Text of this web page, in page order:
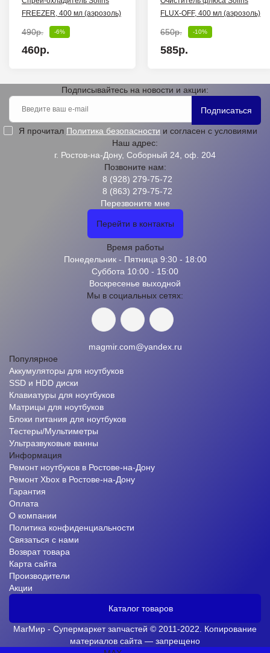
FREEZER, 400 мл (аэрозоль)
490р. -6%
460р.
FLUX-OFF, 400 мл (аэрозоль)
650р. -10%
585р.
Подписывайтесь на новости и акции:
Подписаться
Я прочитал Политика безопасности и согласен с условиями
Наш адрес:
г. Ростов-на-Дону, Соборный 24, оф. 204
Позвоните нам:
8 (928) 279-75-72
8 (863) 279-75-72
Перезвоните мне
Перейти в контакты
Время работы
Понедельник - Пятница 9:30 - 18:00
Суббота 10:00 - 15:00
Воскресенье выходной
Мы в социальных сетях:
magmir.com@yandex.ru
Популярное
Аккумуляторы для ноутбуков
SSD и HDD диски
Клавиатуры для ноутбуков
Матрицы для ноутбуков
Блоки питания для ноутбуков
Тестеры/Мультиметры
Ультразвуковые ванны
Информация
Ремонт ноутбуков в Ростове-на-Дону
Ремонт Xbox в Ростове-на-Дону
Гарантия
Оплата
О компании
Политика конфиденциальности
Связаться с нами
Возврат товара
Карта сайта
Производители
Акции
Каталог товаров
МагМир - Супермаркет запчастей © 2011-2022. Копирование
материалов сайта — запрещено